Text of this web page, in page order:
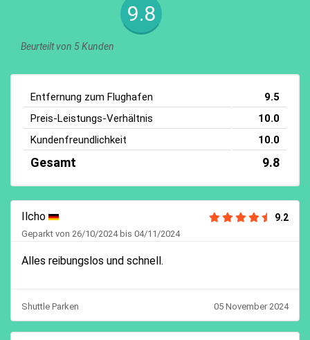
9.8
Beurteilt von 5 Kunden
Entfernung zum Flughafen
9.5
Preis-Leistungs-Verhältnis
10.0
Kundenfreundlichkeit
10.0
Gesamt 9.8
Ilcho 9.2
Geparkt von 26/10/2024 bis 04/11/2024
Alles reibungslos und schnell.
Shuttle Parken 05 November 2024